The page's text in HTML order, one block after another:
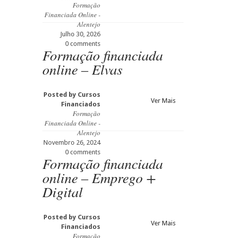
Formação
Financiada Online -
Alentejo
Julho 30, 2026
0 comments
Formação financiada
online – Elvas
Posted by Cursos
Financiados
Formação
Financiada Online -
Alentejo
Novembro 26, 2024
0 comments
Ver Mais
Formação financiada
online – Emprego +
Digital
Posted by Cursos
Financiados
Formação
Ver Mais